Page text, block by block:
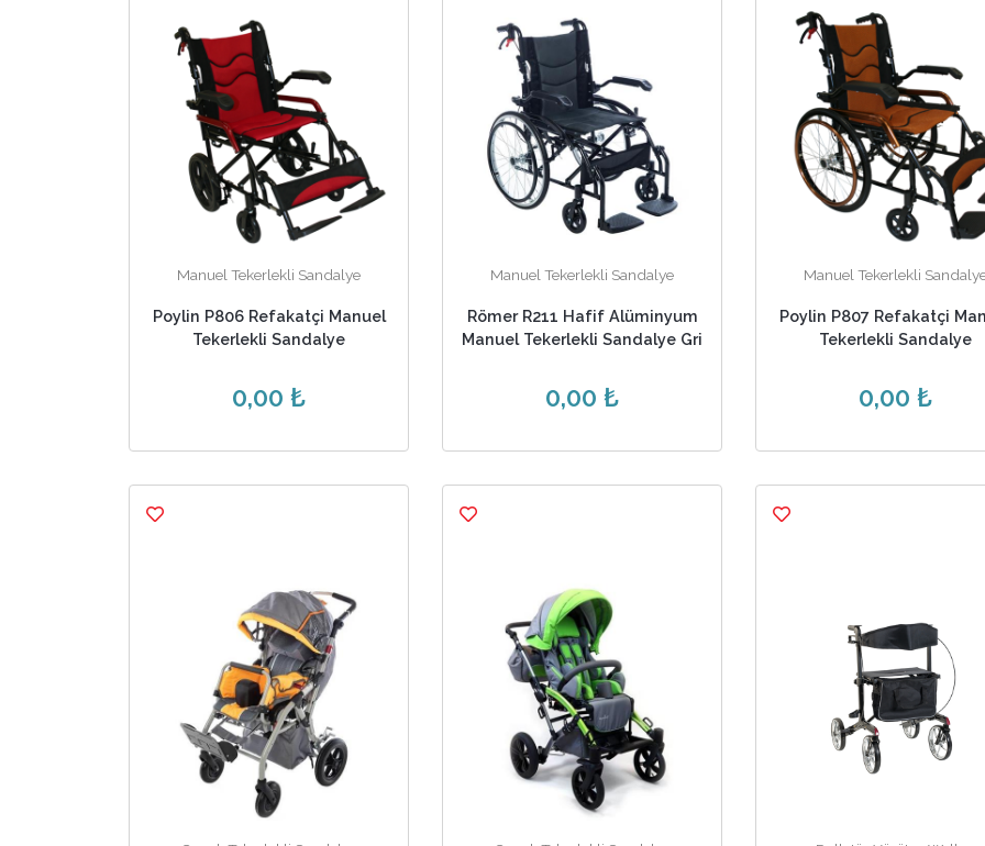
Manuel Tekerlekli Sandalye
Poylin P806 Refakatçi Manuel
Tekerlekli Sandalye
0,00 ₺
Manuel Tekerlekli Sandalye
Römer R211 Hafif Alüminyum
Manuel Tekerlekli Sandalye Gri
0,00 ₺
Manuel Tekerlekli
Poylin P807 Refakatçi
Tekerlekli Sandalye
0,00 ₺